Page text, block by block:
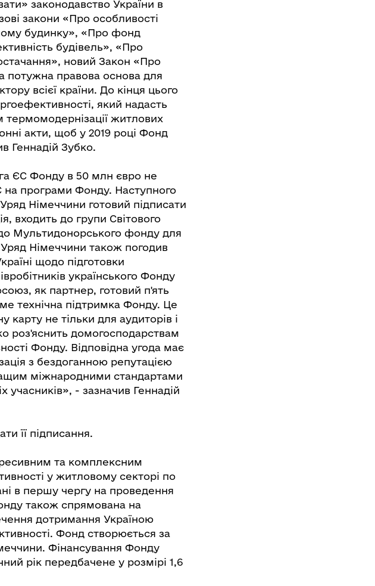
законодавство України в
закони «Про особливості
будинку», «Про фонд
будівель», «Про
новий Закон «Про
потужна правова основа для
всієї країни. До кінця цього
який надасть
житлових
акти, щоб у 2019 році Фонд
Геннадій Зубко.
ЄС Фонду в 50 млн євро не
на програми Фонду. Наступного
Німеччини готовий підписати
входить до групи Світового
Мультидонорського фонду для
Німеччини також погодив
щодо підготовки
українського Фонду
як партнер, готовий п'ять
технічна підтримка Фонду. Це
не тільки для аудиторів і
роз'яснить домогосподарствам
Фонду. Відповідна угода має
з бездоганною репутацією
міжнародними стандартами
учасників», - зазначив Геннадій
її підписання.
та комплексним
у житловому секторі по
в першу чергу на проведення
також спрямована на
дотримання Україною
Фонд створюється за
Фінансування Фонду
рік передбачене у розмірі 1,6